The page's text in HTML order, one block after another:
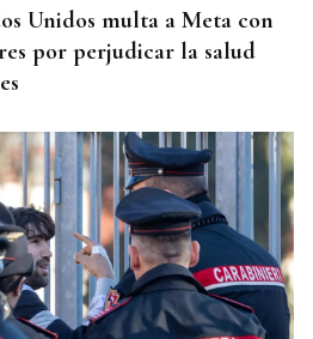
Unidos multa a Meta con
por perjudicar la salud